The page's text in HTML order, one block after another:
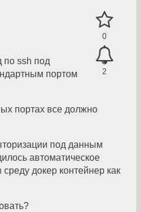
0
2
по ssh под
портом
портах все должно
под данным
автоматическое
докер контейнер как